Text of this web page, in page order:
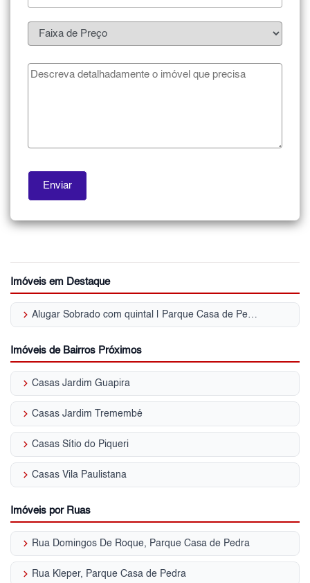
Imóveis em Destaque
keyboard_arrow_right Alugar Sobrado com quintal | Parque Casa de Pedra
Imóveis de Bairros Próximos
keyboard_arrow_right Casas Jardim Guapira
keyboard_arrow_right Casas Jardim Tremembé
keyboard_arrow_right Casas Sítio do Piqueri
keyboard_arrow_right Casas Vila Paulistana
Imóveis por Ruas
keyboard_arrow_right Rua Domingos De Roque, Parque Casa de Pedra
keyboard_arrow_right Rua Kleper, Parque Casa de Pedra